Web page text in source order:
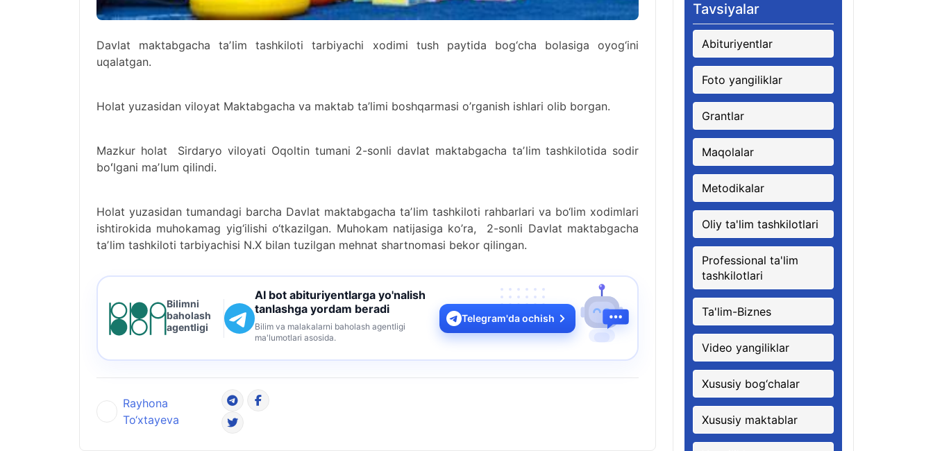
Davlat maktabgacha taʼlim tashkiloti tarbiyachi xodimi tush paytida bog‘cha bolasiga oyog‘ini
uqalatgan.
Holat yuzasidan viloyat Maktabgacha va maktab ta’limi boshqarmasi o’rganish ishlari olib borgan.
Mazkur holat Sirdaryo viloyati Oqoltin tumani 2-sonli davlat maktabgacha taʼlim tashkilotida sodir
boʻlgani maʼlum qilindi.
Holat yuzasidan tumandagi barcha Davlat maktabgacha taʼlim tashkiloti rahbarlari va bo‘lim xodimlari
ishtirokida muhokamag yig‘ilishi o‘tkazilgan. Muhokam natijasiga ko’ra, 2-sonli Davlat maktabgacha
taʼlim tashkiloti tarbiyachisi N.X bilan tuzilgan mehnat shartnomasi bekor qilingan.
Bilimni
baholash
agentligi
AI bot abituriyentlarga yo'nalish
tanlashga yordam beradi
Bilim va malakalarni baholash agentligi
ma'lumotlari asosida.
Telegram'da ochish
Rayhona
To‘xtayeva
Tavsiyalar
Abituriyentlar
Foto yangiliklar
Grantlar
Maqolalar
Metodikalar
Oliy ta'lim tashkilotlari
Professional ta'lim
tashkilotlari
Ta'lim-Biznes
Video yangiliklar
Xususiy bog‘chalar
Xususiy maktablar